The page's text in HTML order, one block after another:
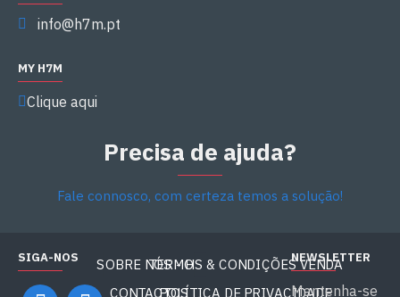
info@h7m.pt
MY H7M
Clique aqui
Precisa de ajuda?
Fale connosco, com certeza temos a solução!
SIGA-NOS
SOBRE NÓS - H7M
CONTACTOS
TERMOS & CONDIÇÕES VENDA
POLÍTICA DE PRIVACIDADE
NEWSLETTER
Mantenha-se